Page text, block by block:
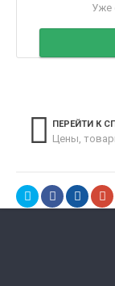
Уже
ПЕРЕЙТИ К
Цены,